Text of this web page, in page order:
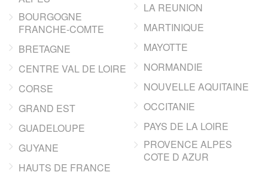
BOURGOGNE
FRANCHE-COMTE
BRETAGNE
CENTRE VAL DE LOIRE
CORSE
GRAND EST
GUADELOUPE
GUYANE
HAUTS DE FRANCE
LA REUNION
MARTINIQUE
MAYOTTE
NORMANDIE
NOUVELLE AQUITAINE
OCCITANIE
PAYS DE LA LOIRE
PROVENCE ALPES
COTE D AZUR